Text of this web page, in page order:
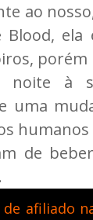
ao
noite à
uma
de
afiliado